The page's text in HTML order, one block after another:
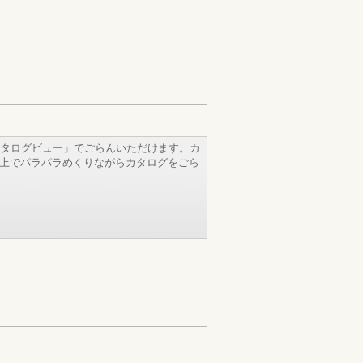
ログビュー」でごらんいただけます。カ
でパラパラめくりながらカタログをごら